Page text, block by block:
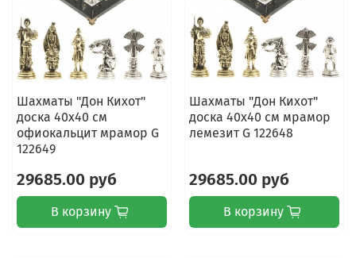
Шахматы "Дон Кихот"
доска 40х40 см
офиокальцит мрамор G
122649
29685.00 руб
В корзину
Шахматы "Дон Кихот"
доска 40х40 см мрамор
лемезит G 122648
29685.00 руб
В корзину